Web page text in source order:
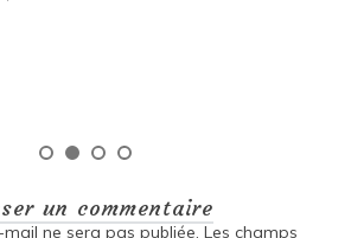
un commentaire
ne sera pas publiée. Les champs